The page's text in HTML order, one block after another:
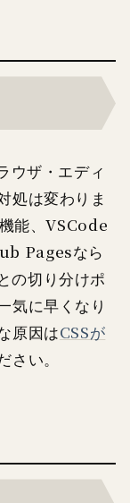
ウザ・エディ
処は変わりま
能、VSCode
Pagesなら
の切り分けポ
気に早くなり
原因はCSSが
さい。